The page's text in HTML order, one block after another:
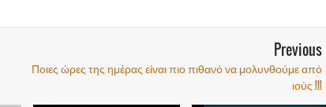
Previous
Ποιες ώρες της ημέρας είναι πιο πιθανό να μολυνθούμε από
ιούς !!!